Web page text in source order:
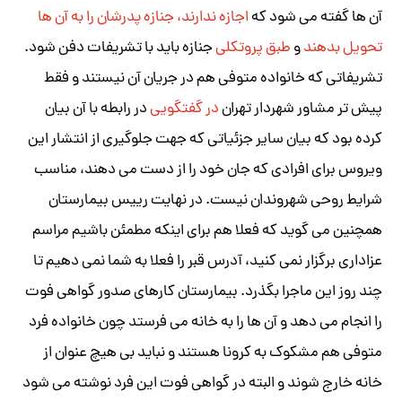
آن ها گفته می شود کهاجازه ندارند، جنازه پدرشان را به آن ها
تحویل بدهندوطبق پروتکلیجنازه باید با تشریفات دفن شود.
تشریفاتی که خانواده متوفی هم در جریان آن نیستند و فقط
پیش تر مشاور شهردار تهراندر گفتگوییدر رابطه با آن بیان
کرده بود که بیان سایر جزئیاتی که جهت جلوگیری از انتشار این
ویروس برای افرادی که جان خود را از دست می دهند، مناسب
شرایط روحی شهروندان نیست. در نهایت رییس بیمارستان
همچنین می گوید که فعلا هم برای اینکه مطمئن باشیم مراسم
عزاداری برگزار نمی کنید، آدرس قبر را فعلا به شما نمی دهیم تا
چند روز این ماجرا بگذرد. بیمارستان کارهای صدور گواهی فوت
را انجام می دهد و آن ها را به خانه می فرستد چون خانواده فرد
متوفی هم مشکوک به کرونا هستند و نباید بی هیچ عنوان از
خانه خارج شوند و البته در گواهی فوت این فرد نوشته می شود